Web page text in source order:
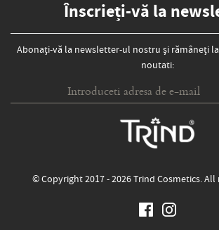
Înscrieți-vă la
Abonați-vă la newsletter-ul nostru și rămâneți
noutati:
© Copyright 2017 - 2026 Trind Cosmetics.